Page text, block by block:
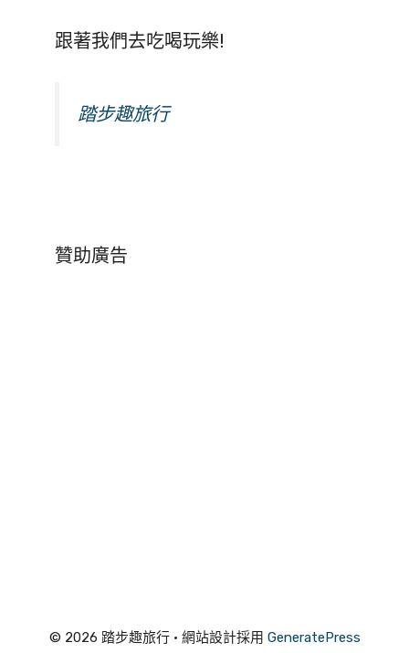
跟著我們去吃喝玩樂!
踏步趣旅行
贊助廣告
© 2026 踏步趣旅行• 網站設計採用 GeneratePress